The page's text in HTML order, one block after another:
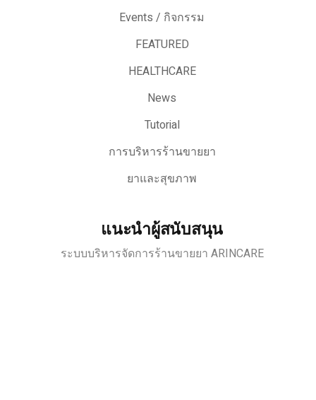
Events / กิจกรรม
FEATURED
HEALTHCARE
News
Tutorial
การบริหารร้านขายยา
ยาและสุขภาพ
แนะนำผู้สนับสนุน
ระบบบริหารจัดการร้านขายยา ARINCARE